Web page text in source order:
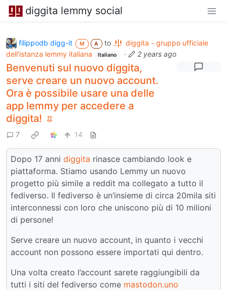
diggita lemmy social
filippodb digg-it M A to
diggita - gruppo ufficiale
dell'istanza lemmy italiana
Italiano · 2 years ago
Benvenuti sul nuovo diggita,
serve creare un nuovo account.
Ora è possibile usare una delle
app lemmy per accedere a
diggita!
7 14
Dopo 17 anni diggita rinasce cambiando look e
piattaforma. Stiamo usando Lemmy un nuovo
progetto più simile a reddit ma collegato a tutto il
fediverso. Il fediverso è un’insieme di circa 20mila siti
interconnessi con loro che uniscono più di 10 milioni
di persone!
Serve creare un nuovo account, in quanto i vecchi
account non possono essere importati qui dentro.
Una volta creato l’account sarete raggiungibili da
tutti i siti del fediverso come mastodon.uno